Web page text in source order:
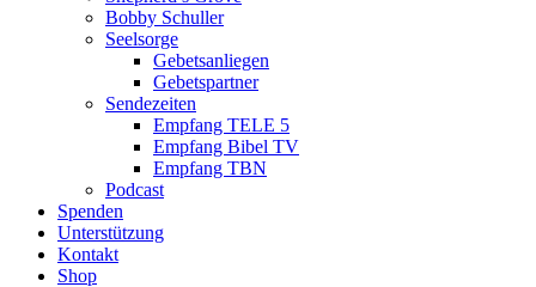
Bobby Schuller
Seelsorge
Gebetsanliegen
Gebetspartner
Sendezeiten
Empfang TELE 5
Empfang Bibel TV
Empfang TBN
Podcast
Spenden
Unterstützung
Kontakt
Shop